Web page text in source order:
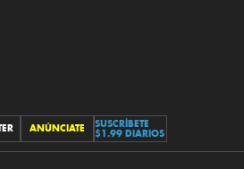
ANÚNCIATE
SUSCRÍBETE
$1.99 DIARIOS